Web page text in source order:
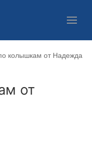
колышкам от Надежда
от